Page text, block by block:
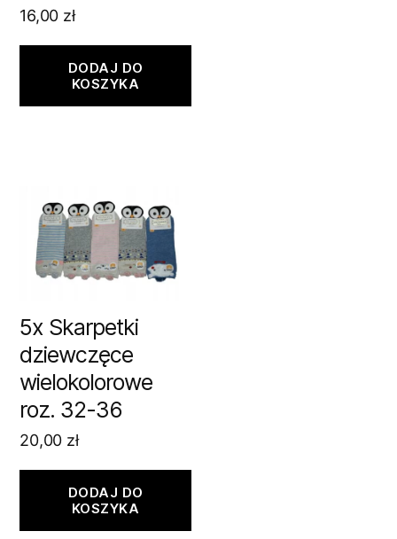
16,00 zł
DODAJ DO
KOSZYKA
5x Skarpetki
dziewczęce
wielokolorowe
roz. 32-36
20,00 zł
DODAJ DO
KOSZYKA